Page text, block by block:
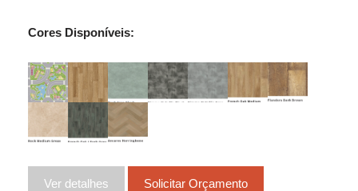
Cores Disponíveis:
Ver detalhes Solicitar Orçamento